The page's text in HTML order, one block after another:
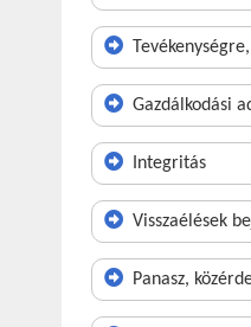
Gazdálkodási
Integritás
Visszaélések
Panasz,